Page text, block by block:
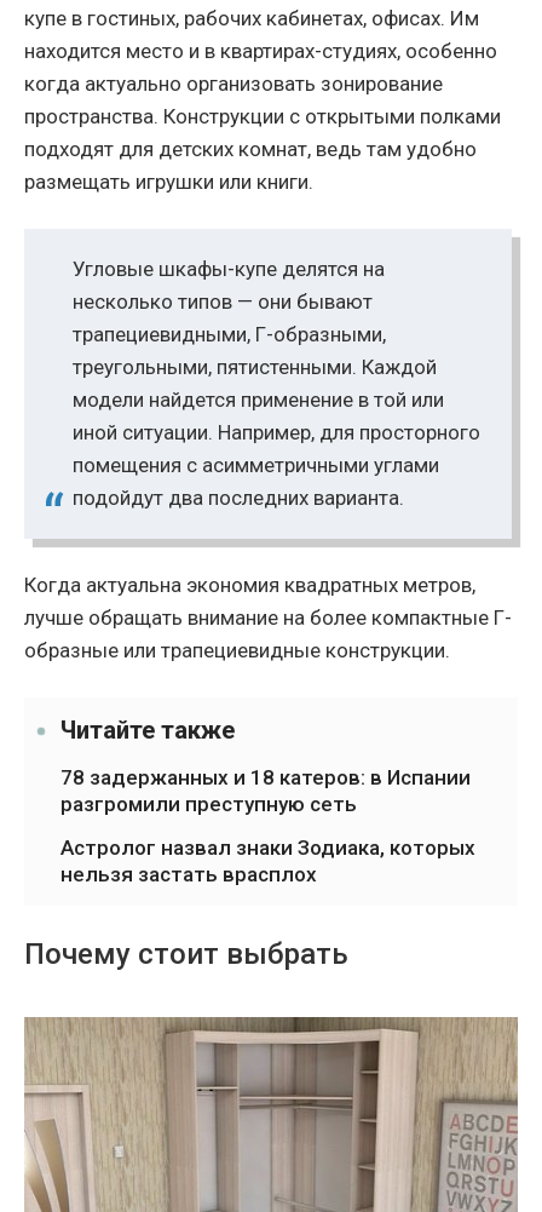
купе в гостиных, рабочих кабинетах, офисах. Им
находится место и в квартирах-студиях, особенно
когда актуально организовать зонирование
пространства. Конструкции с открытыми полками
подходят для детских комнат, ведь там удобно
размещать игрушки или книги.
Угловые шкафы-купе делятся на
несколько типов — они бывают
трапециевидными, Г-образными,
треугольными, пятистенными. Каждой
модели найдется применение в той или
иной ситуации. Например, для просторного
помещения с асимметричными углами
подойдут два последних варианта.
Когда актуальна экономия квадратных метров,
лучше обращать внимание на более компактные Г-
образные или трапециевидные конструкции.
Читайте также
78 задержанных и 18 катеров: в Испании
разгромили преступную сеть
Астролог назвал знаки Зодиака, которых
нельзя застать врасплох
Почему стоит выбрать